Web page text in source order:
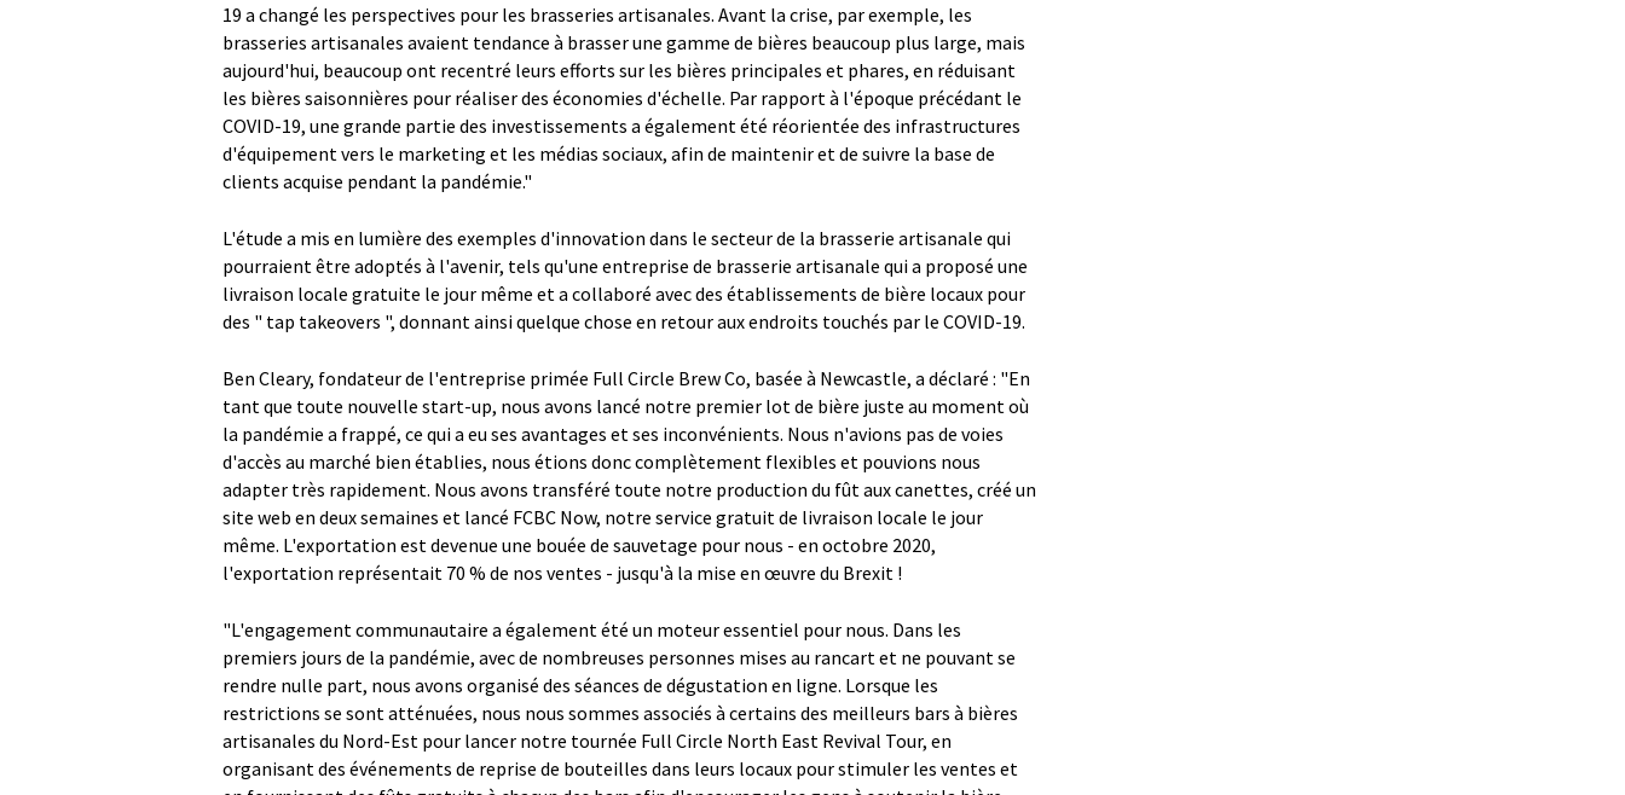
19 a changé les perspectives pour les brasseries artisanales. Avant la crise, par exemple, les
brasseries artisanales avaient tendance à brasser une gamme de bières beaucoup plus large, mais
aujourd'hui, beaucoup ont recentré leurs efforts sur les bières principales et phares, en réduisant
les bières saisonnières pour réaliser des économies d'échelle. Par rapport à l'époque précédant le
COVID-19, une grande partie des investissements a également été réorientée des infrastructures
d'équipement vers le marketing et les médias sociaux, afin de maintenir et de suivre la base de
clients acquise pendant la pandémie."
L'étude a mis en lumière des exemples d'innovation dans le secteur de la brasserie artisanale qui
pourraient être adoptés à l'avenir, tels qu'une entreprise de brasserie artisanale qui a proposé une
livraison locale gratuite le jour même et a collaboré avec des établissements de bière locaux pour
des " tap takeovers ", donnant ainsi quelque chose en retour aux endroits touchés par le COVID-19.
Ben Cleary, fondateur de l'entreprise primée Full Circle Brew Co, basée à Newcastle, a déclaré : "En
tant que toute nouvelle start-up, nous avons lancé notre premier lot de bière juste au moment où
la pandémie a frappé, ce qui a eu ses avantages et ses inconvénients. Nous n'avions pas de voies
d'accès au marché bien établies, nous étions donc complètement flexibles et pouvions nous
adapter très rapidement. Nous avons transféré toute notre production du fût aux canettes, créé un
site web en deux semaines et lancé FCBC Now, notre service gratuit de livraison locale le jour
même. L'exportation est devenue une bouée de sauvetage pour nous - en octobre 2020,
l'exportation représentait 70 % de nos ventes - jusqu'à la mise en œuvre du Brexit !
"L'engagement communautaire a également été un moteur essentiel pour nous. Dans les
premiers jours de la pandémie, avec de nombreuses personnes mises au rancart et ne pouvant se
rendre nulle part, nous avons organisé des séances de dégustation en ligne. Lorsque les
restrictions se sont atténuées, nous nous sommes associés à certains des meilleurs bars à bières
artisanales du Nord-Est pour lancer notre tournée Full Circle North East Revival Tour, en
organisant des événements de reprise de bouteilles dans leurs locaux pour stimuler les ventes et